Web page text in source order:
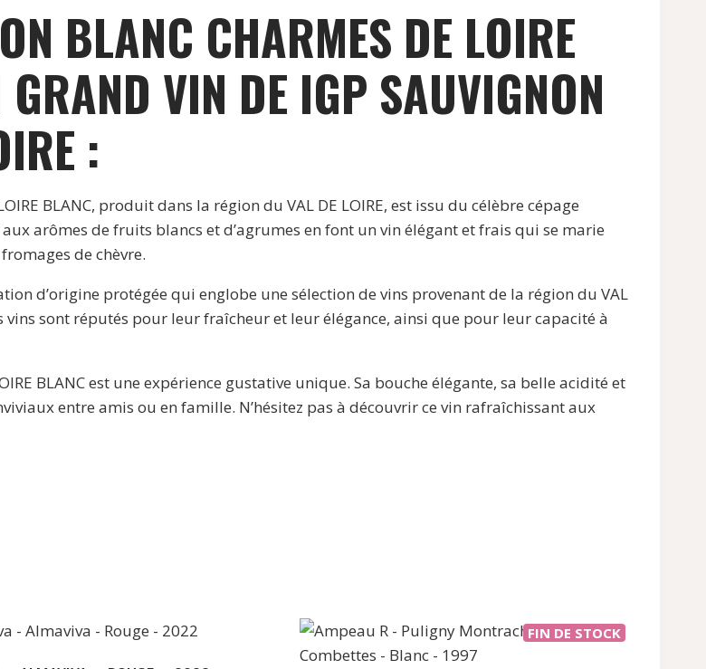
BLANC CHARMES DE LOIRE
VIN DE IGP SAUVIGNON
:
BLANC, produit dans la région du VAL DE LOIRE, est issu du célèbre cépage
arômes de fruits blancs et d’agrumes en font un vin élégant et frais qui se marie
de chèvre.
d’origine protégée qui englobe une sélection de vins provenant de la région du VAL
vins sont réputés pour leur fraîcheur et leur élégance, ainsi que pour leur capacité à
BLANC est une expérience gustative unique. Sa bouche élégante, sa belle acidité et
entre amis ou en famille. N’hésitez pas à découvrir ce vin rafraîchissant aux
FIN DE STOCK